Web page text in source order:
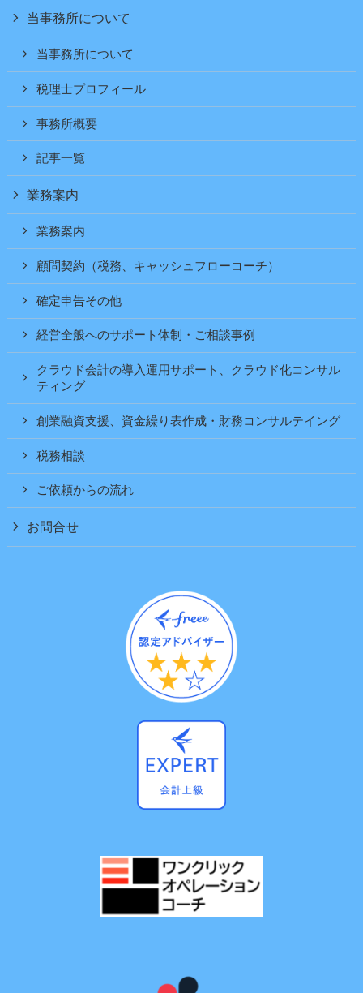
当事務所について
当事務所について
税理士プロフィール
事務所概要
記事一覧
業務案内
業務案内
顧問契約（税務、キャッシュフローコーチ）
確定申告その他
経営全般へのサポート体制・ご相談事例
クラウド会計の導入運用サポート、クラウド化コンサル
ティング
創業融資支援、資金繰り表作成・財務コンサルテイング
税務相談
ご依頼からの流れ
お問合せ